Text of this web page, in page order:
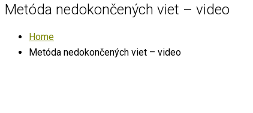
Metóda nedokončených viet – video
Home
Metóda nedokončených viet – video